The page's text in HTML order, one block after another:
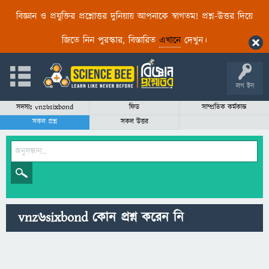
বিজ্ঞান ও প্রযুক্তির প্রশ্নোত্তর দুনিয়ায় আপনাকে স্বাগতম! প্রশ্ন-উত্তর দিয়ে
জিতে নিন পুরস্কার, বিস্তারিত এখানেদেখুন।
লগ ইন
সদস্যঃ vnz6sixbond ফিড
সাম্প্রতিক কর্মকান্ড
সকল প্রশ্ন
সকল উত্তর
vnz6sixbond কোন প্রশ্ন করেন নি